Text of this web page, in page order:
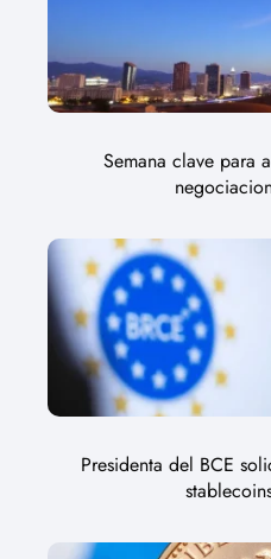
Semana clave para
Presidenta del BCE